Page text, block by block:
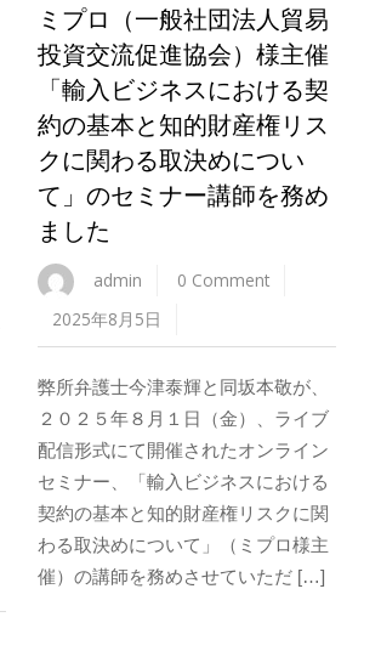
ミプロ（一般社団法人貿易
投資交流促進協会）様主催
「輸入ビジネスにおける契
約の基本と知的財産権リス
クに関わる取決めについ
て」のセミナー講師を務め
ました
admin
0 Comment
2025年8月5日
弊所弁護士今津泰輝と同坂本敬が、
２０２５年８月１日（金）、ライブ
配信形式にて開催されたオンライン
セミナー、「輸入ビジネスにおける
契約の基本と知的財産権リスクに関
わる取決めについて」（ミプロ様主
催）の講師を務めさせていただ […]